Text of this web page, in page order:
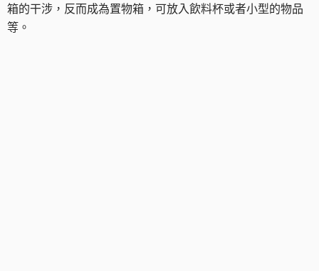
箱的干涉，反而成為置物箱，可放入飲料杯或者小型的物品
等。